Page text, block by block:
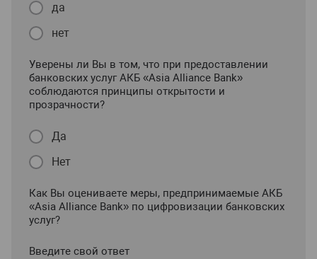
да
нет
Уверены ли Вы в том, что при предоставлении
банковских услуг АКБ «Asia Alliance Bank»
соблюдаются принципы открытости и
прозрачности?
Да
Нет
Как Вы оцениваете меры, предпринимаемые АКБ
«Asia Alliance Bank» по цифровизации банковских
услуг?
Введите свой ответ